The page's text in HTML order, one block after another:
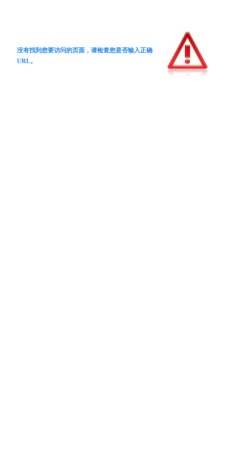
没有找到您要访问的页面，请检查您是否输入正确
URL。